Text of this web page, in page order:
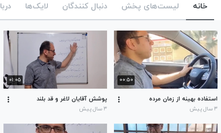
خانه لیست‌های پخش دنبال کنندگان لایک‌ها
۰۰:۵۰
استفاده بهینه از زمان مرده
۳ سال پیش
۰۱:۰۵
پوشش آقایان لاغر و قد بلند
۳ سال پیش